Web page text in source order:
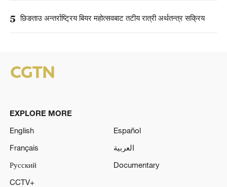
5 छिङताउ अन्तर्राष्ट्रिय बियर महोत्सवबाट तटीय रात्री अर्थतन्त्र सक्रिय
EXPLORE MORE
English
Español
Français
العربية
Русский
Documentary
CCTV+